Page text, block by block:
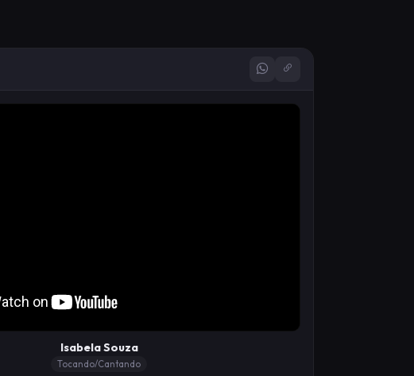
Isabela Souza
Tocando/Cantando